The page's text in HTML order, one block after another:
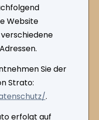
Website
Sie der
Strato:
.
erfolgt auf